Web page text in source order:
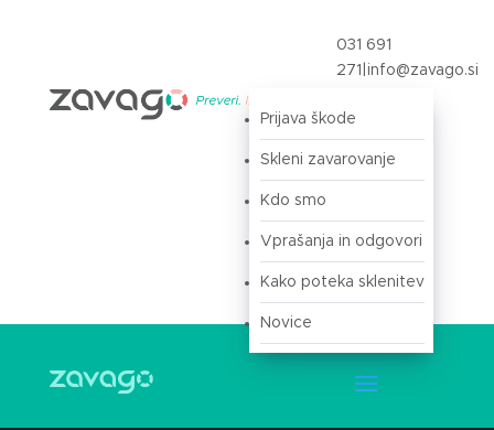
031 691
271 info@zavago.si
Prijava škode
Skleni zavarovanje
Kdo smo
Vprašanja in odgovori
Kako poteka sklenitev
Novice